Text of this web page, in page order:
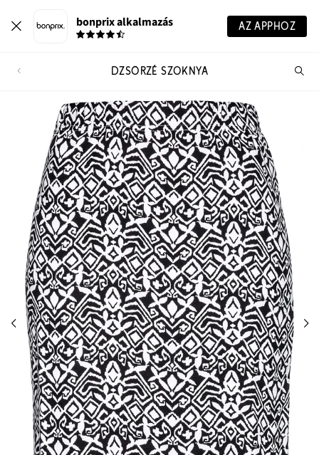
bonprix alkalmazás AZ APPHOZ
DZSÖRZÉ SZOKNYA